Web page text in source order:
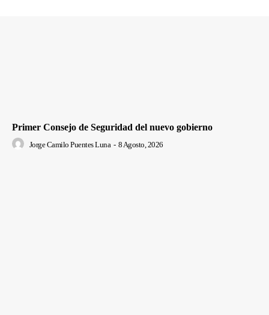
Primer Consejo de Seguridad del nuevo gobierno
Jorge Camilo Puentes Luna - 8 Agosto, 2026